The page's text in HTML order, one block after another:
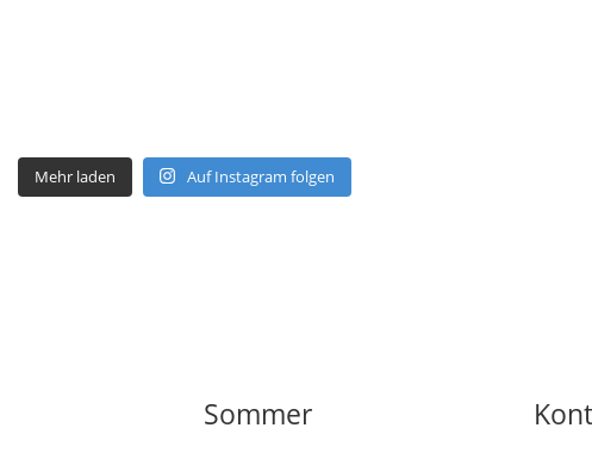
Mehr laden Auf Instagram folgen
Sommer